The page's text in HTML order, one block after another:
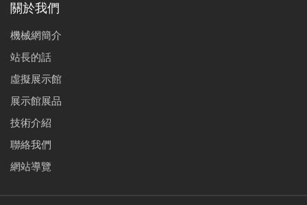
關於我們
機械網簡介
站長的話
虛擬展示館
展示館展品
技術介紹
聯絡我們
網站導覽